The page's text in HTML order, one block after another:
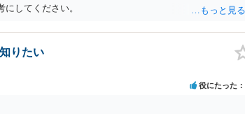
してください。
りたい
役にたった